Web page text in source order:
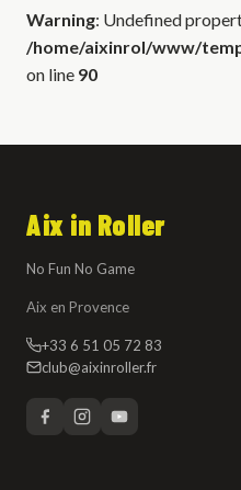
Warning: Undefined
/home/aixinrol/www/
on line 90
Aix in Roller
No Fun No Game
Aix en Provence
+33 6 51 05 72 83
club@aixinroller.fr